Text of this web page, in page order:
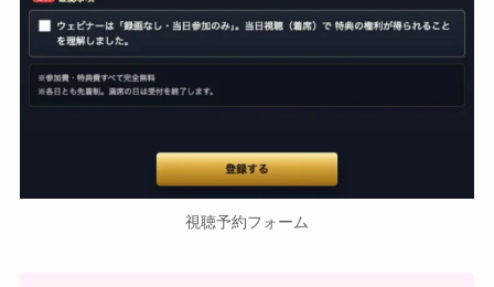
視聴予約フォーム